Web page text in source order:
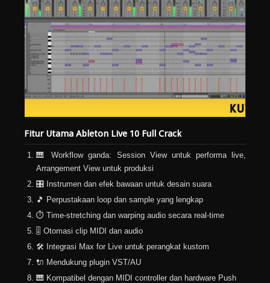
Fitur Utama Ableton Live 10 Full Crack
🎹 Workflow ganda: Session View untuk performa live,
Arrangement View untuk produksi
🎛️ Instrumen dan efek bawaan untuk desain suara
🎵 Perpustakaan loop dan sample yang lengkap
⏱️ Time-stretching dan warping audio secara real-time
🎚️ Otomasi clip MIDI dan audio
🛠️ Integrasi Max for Live untuk perangkat kustom
🔌 Mendukung plugin VST/AU
🎹 Kompatibel dengan MIDI controller dan hardware Push